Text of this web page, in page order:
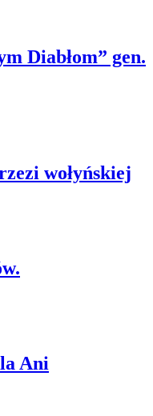
Diabłom” gen.
wołyńskiej
Ani